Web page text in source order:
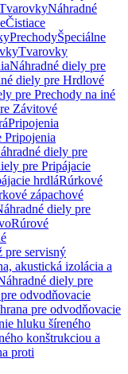
Náhradné
Čistiace
PrechodyŠpeciálne
Tvarovky
Náhradné diely pre
diely pre Hrdlové
pre Prechody na iné
Závitové
Pripojenia
Pripojenia
diely pre
pre Pripájacie
hrdláRúrkové
zápachové
diely pre
Rúrové
pre servisný
akustická izolácia a
diely pre
odvodňovacie
pre odvodňovacie
hluku šíreného
konštrukciou a
proti